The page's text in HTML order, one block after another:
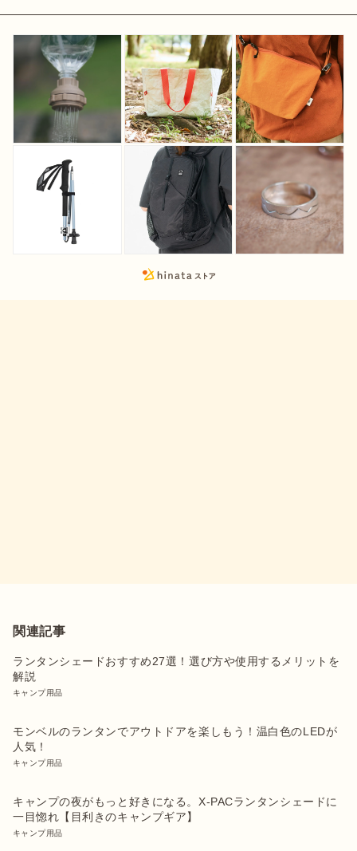
関連記事
ランタンシェードおすすめ27選！選び方や使用するメリットを
解説
キャンプ用品
モンベルのランタンでアウトドアを楽しもう！温白色のLEDが
人気！
キャンプ用品
キャンプの夜がもっと好きになる。X-PACランタンシェードに
一目惚れ【目利きのキャンプギア】
キャンプ用品